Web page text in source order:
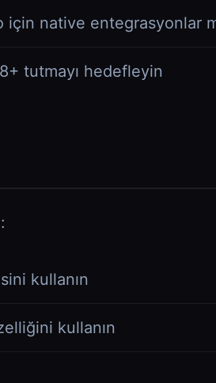
için native entegrasyonlar
tutmayı hedefleyin
kullanın
kullanın